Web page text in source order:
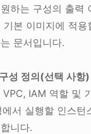
하는 구성의 출력
기본 이미지에 적용
문서입니다.
성 정의(선택 사항)
VPC, IAM 역할 및
에서 실행할 인스턴
니다.